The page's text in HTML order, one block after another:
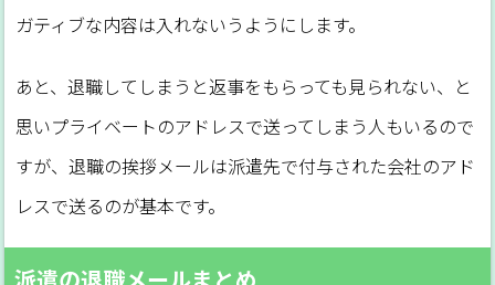
ガティブな内容は入れないうようにします。
あと、退職してしまうと返事をもらっても見られない、と
思いプライベートのアドレスで送ってしまう人もいるので
すが、退職の挨拶メールは派遣先で付与された会社のアド
レスで送るのが基本です。